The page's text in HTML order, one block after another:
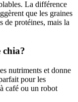
La différence
que les graines
de protéines, mais la
chia?
nutriments et donne
pour les
café ou un robot